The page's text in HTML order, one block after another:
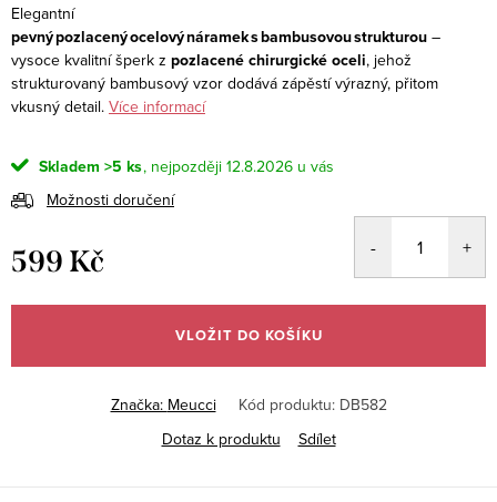
Elegantní
pevný pozlacený ocelový náramek s bambusovou strukturou –
vysoce kvalitní šperk z pozlacené chirurgické oceli, jehož
strukturovaný bambusový vzor dodává zápěstí výrazný, přitom
vkusný detail. Více informací
Skladem >5 ks
12.8.2026
Možnosti doručení
599 Kč
cena:
VLOŽIT DO KOŠÍKU
Značka: Meucci Kód produktu: DB582
Dotaz k produktu
Sdílet